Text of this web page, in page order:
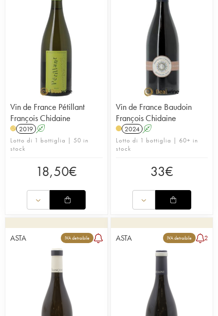
Vin de France Pétillant
François Chidaine
H 2019 A
Lotto di 1 bottiglia | 50 in
stock
18,50€
Vin de France Baudoin
François Chidaine
2024 A
Lotto di 1 bottiglia | 60+ in
stock
33€
ASTA IVA detraibile ASTA IVA detraibile 2